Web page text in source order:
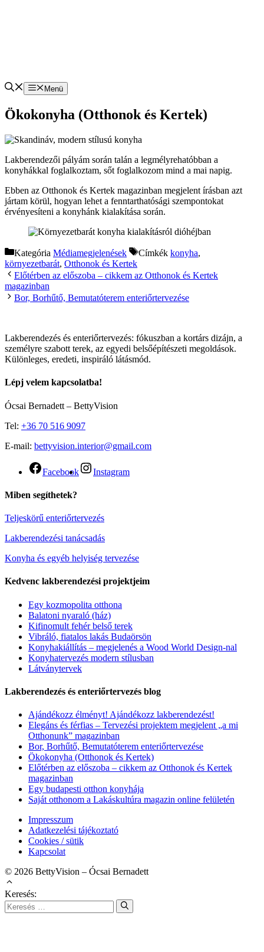
Menü
Ökokonyha (Otthonok és Kertek)
Lakberendezői pályám során talán a legmélyrehatóbban a
konyhákkal foglalkoztam, sőt foglalkozom mind a mai napig.
Ebben az Otthonok és Kertek magazinban megjelent írásban azt
jártam körül, hogyan lehet a fenntarthatósági szempontokat
érvényesíteni a konyhánk kialakítása során.
Kategória Médiamegjelenések Címkék konyha,
környezetbarát, Otthonok és Kertek
Előtérben az előszoba – cikkem az Otthonok és Kertek
magazinban
Bor, Borhűtő, Bemutatóterem enteriőrtervezése
Lakberendezés és enteriőrtervezés: fókuszban a kortárs dizájn, a
személyre szabott terek, az egyedi belsőépítészeti megoldások.
Különleges, eredeti, inspiráló látásmód.
Lépj velem kapcsolatba!
Ócsai Bernadett – BettyVision
Tel: +36 70 516 9097
E-mail: bettyvision.interior@gmail.com
Facebook Instagram
Miben segíthetek?
Teljeskörű enteriőrtervezés
Lakberendezési tanácsadás
Konyha és egyéb helyiség tervezése
Kedvenc lakberendezési projektjeim
Egy kozmopolita otthona
Balatoni nyaraló (ház)
Kifinomult fehér belső terek
Vibráló, fiatalos lakás Budaörsön
Konyhakiállítás – megjelenés a Wood World Design-nal
Konyhatervezés modern stílusban
Látványtervek
Lakberendezés és enteriőrtervezés blog
Ajándékozz élményt! Ajándékozz lakberendezést!
Elegáns és férfias – Tervezési projektem megjelent „a mi
Otthonunk” magazinban
Bor, Borhűtő, Bemutatóterem enteriőrtervezése
Ökokonyha (Otthonok és Kertek)
Előtérben az előszoba – cikkem az Otthonok és Kertek
magazinban
Egy budapesti otthon konyhája
Saját otthonom a Lakáskultúra magazin online felületén
Impresszum
Adatkezelési tájékoztató
Cookies / sütik
Kapcsolat
© 2026 BettyVision – Ócsai Bernadett
Keresés: